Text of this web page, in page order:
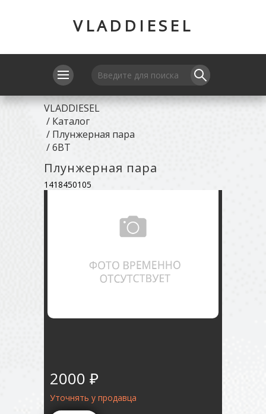
VLADDIESEL
VLADDIESEL
/ Каталог
/ Плунжерная пара
/6BT
Плунжерная пара
1418450105
2000 ₽
Уточнять у продавца